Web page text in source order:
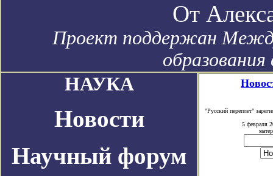
От
Проект поддержан
НАУКА
Новости
Научный форум
"Русский переплет"
5 февраля